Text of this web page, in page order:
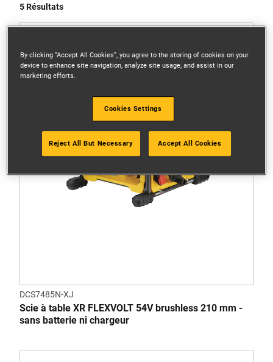
5 Résultats
DCS7485N-XJ
Scie à table XR FLEXVOLT 54V brushless 210 mm -
sans batterie ni chargeur
By clicking “Accept All Cookies”, you agree to the storing of cookies on your
device to enhance site navigation, analyze site usage, and assist in our
marketing efforts.
Cookies Settings
Reject All But Necessary Accept All Cookies